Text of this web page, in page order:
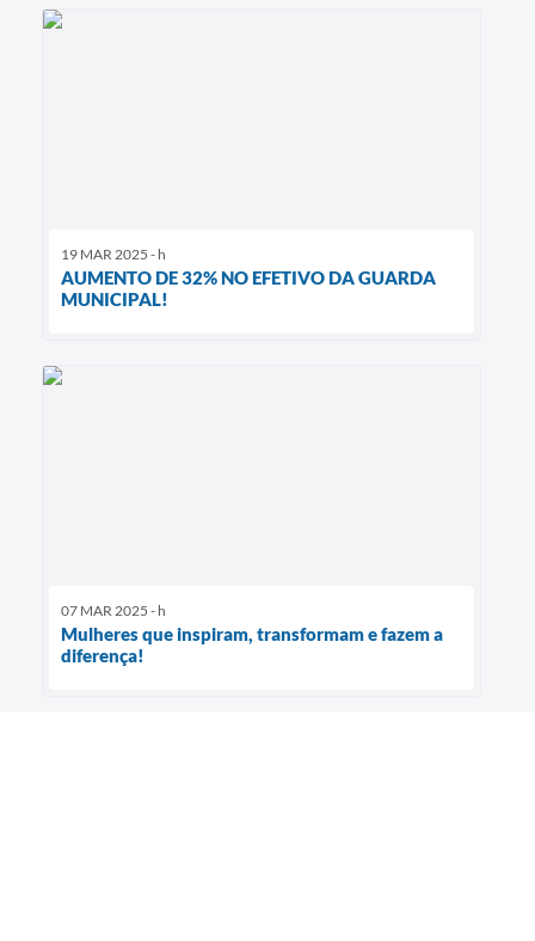
19 MAR 2025 - h
AUMENTO DE 32% NO EFETIVO DA GUARDA
MUNICIPAL!
07 MAR 2025 - h
Mulheres que inspiram, transformam e fazem a
diferença!